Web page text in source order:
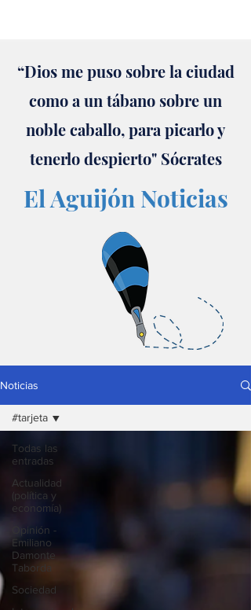
“Dios me puso sobre la ciudad
como a un tábano sobre un
noble caballo, para picarlo y
tenerlo despierto" Sócrates
El Aguijón Noticias
Noticias
Todas las
entradas
Actualidad
(política y
economía)
Opinión -
Emiliano
Damonte
Taborda
Sociedad
#tarjeta